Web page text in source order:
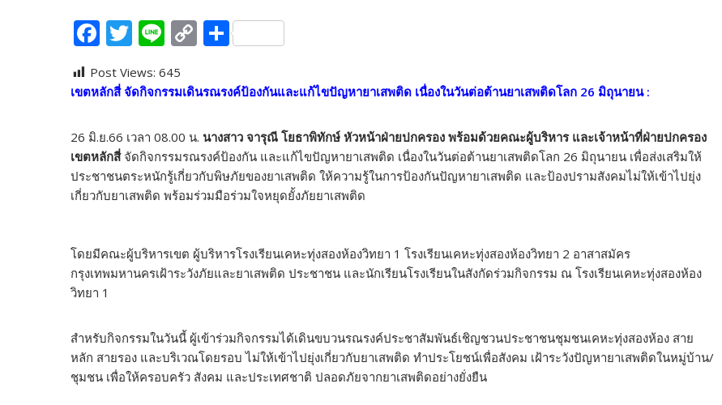
F
e
o
o
k
T
itt
Li
e
C
p
Li
n
k
S
ar
Post Views: 645
เขตหลักสี่ จัดกิจกรรมเดินรณรงค์ป้องกันและแก้ไขปัญหายาเสพติด เนื่องในวันต่อต้านยาเสพติดโลก 26 มิถุนายน :
26 มิ.ย.66 เวลา 08.00 น. นางสาว จารุณี โยธาพิทักษ์ หัวหน้าฝ่ายปกครอง พร้อมด้วยคณะผู้บริหาร และเจ้าหน้าที่ฝ่ายปกครอง
เขตหลักสี่จัดกิจกรรมรณรงค์ป้องกัน และแก้ไขปัญหายาเสพติด เนื่องในวันต่อต้านยาเสพติดโลก 26 มิถุนายน เพื่อส่งเสริมให้
ประชาชนตระหนักรู้เกี่ยวกับพิษภัยของยาเสพติด ให้ความรู้ในการป้องกันปัญหายาเสพติด และป้องปรามสังคมไม่ให้เข้าไปยุ่ง
เกี่ยวกับยาเสพติด พร้อมร่วมมือร่วมใจหยุดยั้งภัยยาเสพติด
โดยมีคณะผู้บริหารเขต ผู้บริหารโรงเรียนเคหะทุ่งสองห้องวิทยา 1 โรงเรียนเคหะทุ่งสองห้องวิทยา 2 อาสาสมัคร
กรุงเทพมหานครเฝ้าระวังภัยและยาเสพติด ประชาชน และนักเรียนโรงเรียนในสังกัดร่วมกิจกรรม ณ โรงเรียนเคหะทุ่งสองห้อง
วิทยา 1
สำหรับกิจกรรมในวันนี้ ผู้เข้าร่วมกิจกรรมได้เดินขบวนรณรงค์ประชาสัมพันธ์เชิญชวนประชาชนชุมชนเคหะทุ่งสองห้อง สาย
หลัก สายรอง และบริเวณโดยรอบ ไม่ให้เข้าไปยุ่งเกี่ยวกับยาเสพติด ทำประโยชน์เพื่อสังคม เฝ้าระวังปัญหายาเสพติดในหมู่บ้าน/
ชุมชน เพื่อให้ครอบครัว สังคม และประเทศชาติ ปลอดภัยจากยาเสพติดอย่างยั่งยืน